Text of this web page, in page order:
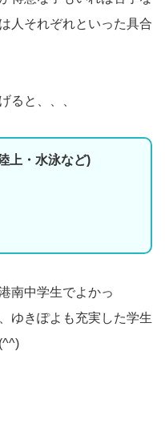
人それぞれといった具合
ると、、、
上・水泳など)
南中学生でよかっ
ゆきぽよも充実した学生